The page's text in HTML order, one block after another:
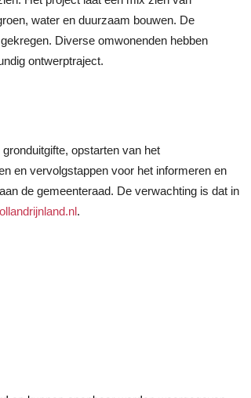
water en duurzaam bouwen. De
Diverse omwonenden hebben
ontwerptraject.
opstarten van het
en vervolgstappen voor het informeren en
de gemeenteraad. De verwachting is dat in
.